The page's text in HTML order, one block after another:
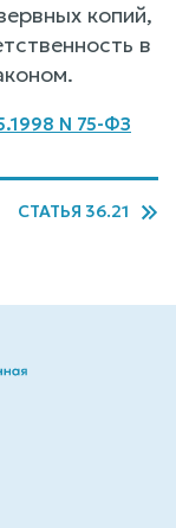
копий,
в
N 75-ФЗ
СТАТЬЯ 36.21